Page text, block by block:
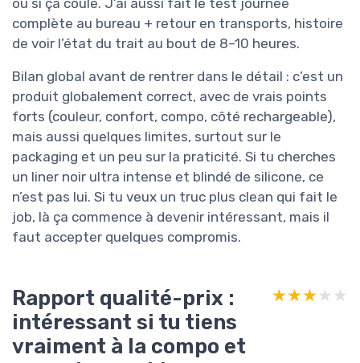
ou si ça coule. J’ai aussi fait le test journée
complète au bureau + retour en transports, histoire
de voir l’état du trait au bout de 8–10 heures.
Bilan global avant de rentrer dans le détail : c’est un
produit globalement correct, avec de vrais points
forts (couleur, confort, compo, côté rechargeable),
mais aussi quelques limites, surtout sur le
packaging et un peu sur la praticité. Si tu cherches
un liner noir ultra intense et blindé de silicone, ce
n’est pas lui. Si tu veux un truc plus clean qui fait le
job, là ça commence à devenir intéressant, mais il
faut accepter quelques compromis.
Rapport qualité-prix :
intéressant si tu tiens
vraiment à la compo et
★★★★★
★★★★★